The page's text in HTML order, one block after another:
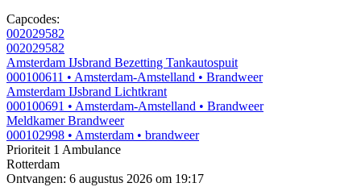
Capcodes:
002029582
002029582
Amsterdam IJsbrand Bezetting Tankautospuit
000100611 • Amsterdam-Amstelland • Brandweer
Amsterdam IJsbrand Lichtkrant
000100691 • Amsterdam-Amstelland • Brandweer
Meldkamer Brandweer
000102998 • Amsterdam • brandweer
Prioriteit 1 Ambulance
Rotterdam
Ontvangen: 6 augustus 2026 om 19:17